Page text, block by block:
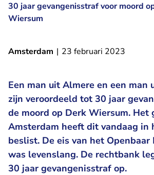
30 jaar gevangenisstraf voor moord
Wiersum
Amsterdam | 23 februari 2023
Een man uit Almere en een man
zijn veroordeeld tot 30 jaar
de moord op Derk Wiersum. Het
Amsterdam heeft dit vandaag in
beslist. De eis van het Openbaar
was levenslang. De rechtbank
30 jaar gevangenisstraf op.